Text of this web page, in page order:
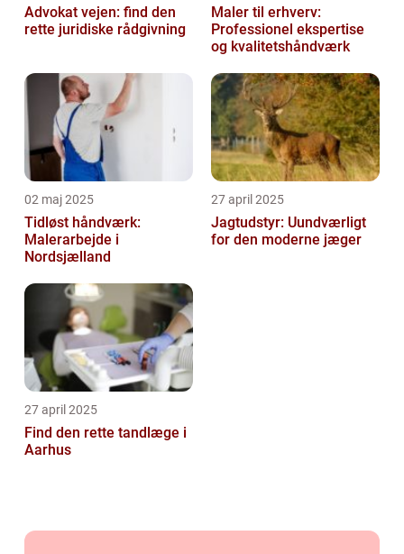
Advokat vejen: find den
rette juridiske rådgivning
Maler til erhverv:
Professionel ekspertise
og kvalitetshåndværk
02 maj 2025
Tidløst håndværk:
Malerarbejde i
Nordsjælland
27 april 2025
Jagtudstyr: Uundværligt
for den moderne jæger
27 april 2025
Find den rette tandlæge i
Aarhus